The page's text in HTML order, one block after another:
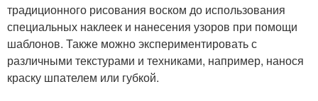
традиционного рисования воском до использования
специальных наклеек и нанесения узоров при помощи
шаблонов. Также можно экспериментировать с
различными текстурами и техниками, например, нанося
краску шпателем или губкой.